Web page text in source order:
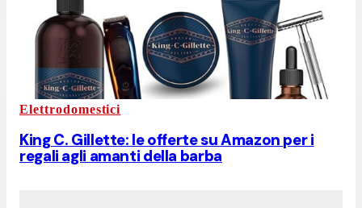
Elettrodomestici
King C. Gillette: le offerte su Amazon per i
regali agli amanti della barba